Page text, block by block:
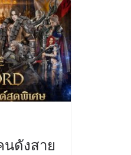
นดังสาย